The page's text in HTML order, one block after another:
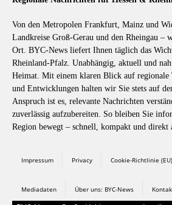
Von den Metropolen Frankfurt, Mainz und
Landkreise Groß-Gerau und den Rheingau –
Ort. BYC-News liefert Ihnen täglich das
Rheinland-Pfalz. Unabhängig, aktuell und
Heimat. Mit einem klaren Blick auf regionale
und Entwicklungen halten wir Sie stets auf
Anspruch ist es, relevante Nachrichten
zuverlässig aufzubereiten. So bleiben Sie
Region bewegt – schnell, kompakt und direkt
Impressum Privacy Cookie-Richtlinie (EU)
Mediadaten Über uns: BYC-News